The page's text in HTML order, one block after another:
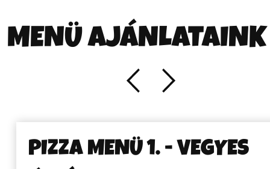
MENÜ AJÁNLATAINK
PIZZA MENÜ 1. - VEGYES